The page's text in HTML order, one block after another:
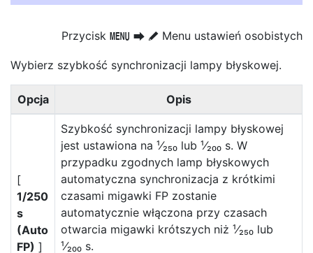
Przycisk G U A Menu ustawień osobistych
Wybierz szybkość synchronizacji lampy błyskowej.
Opcja Opis
[
1/250
s
(Auto
FP) ]
Szybkość synchronizacji lampy błyskowej
jest ustawiona na ¹⁄₂₅₀ lub ¹⁄₂₀₀ s. W
przypadku zgodnych lamp błyskowych
automatyczna synchronizacja z krótkimi
czasami migawki FP zostanie
automatycznie włączona przy czasach
otwarcia migawki krótszych niż ¹⁄₂₅₀ lub
¹⁄₂₀₀ s.